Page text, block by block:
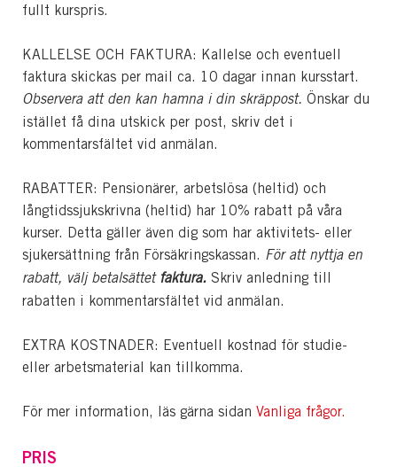
fullt kurspris.
KALLELSE OCH FAKTURA: Kallelse och eventuell
faktura skickas per mail ca. 10 dagar innan kursstart.
Observera att den kan hamna i din skräppost. Önskar du
istället få dina utskick per post, skriv det i
kommentarsfältet vid anmälan.
RABATTER: Pensionärer, arbetslösa (heltid) och
långtidssjukskrivna (heltid) har 10% rabatt på våra
kurser. Detta gäller även dig som har aktivitets- eller
sjukersättning från Försäkringskassan. För att nyttja en
rabatt, välj betalsättet faktura. Skriv anledning till
rabatten i kommentarsfältet vid anmälan.
EXTRA KOSTNADER: Eventuell kostnad för studie-
eller arbetsmaterial kan tillkomma.
För mer information, läs gärna sidan Vanliga frågor.
PRIS